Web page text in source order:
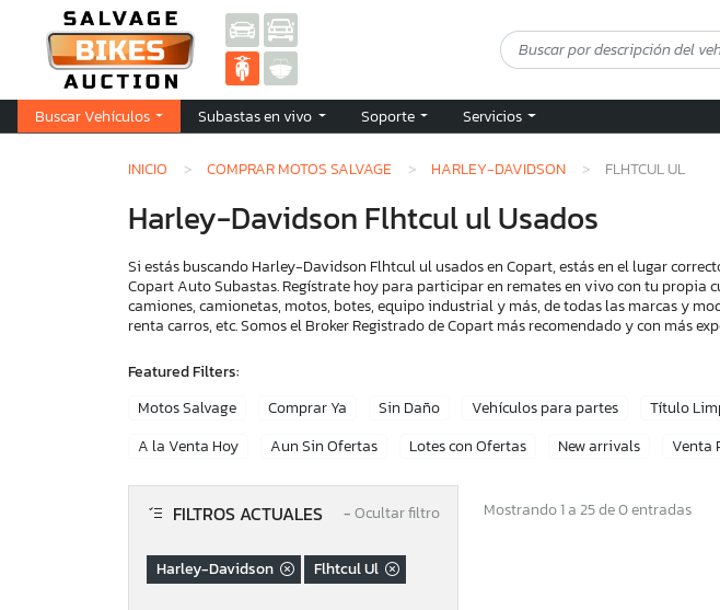
Buscar Vehículos Subastas en vivo Soporte Servicios
INICIO COMPRAR MOTOS SALVAGE HARLEY-DAVIDSON FLHTCUL UL
Harley-Davidson Flhtcul ul Usados
Si estás buscando Harley-Davidson Flhtcul ul usados en Copart, estás en el lugar
Copart Auto Subastas. Regístrate hoy para participar en remates en vivo con tu propia
camiones, camionetas, motos, botes, equipo industrial y más, de todas las marcas y
renta carros, etc. Somos el Broker Registrado de Copart más recomendado y con más
Featured Filters:
Motos Salvage
Comprar Ya Sin Daño Vehículos para partes Título
A la Venta Hoy
Aun Sin Ofertas Lotes con Ofertas New arrivals Venta
FILTROS ACTUALES −Ocultar filtro
Harley-Davidson Flhtcul Ul
Mostrando 1 a 25 de 0 entradas